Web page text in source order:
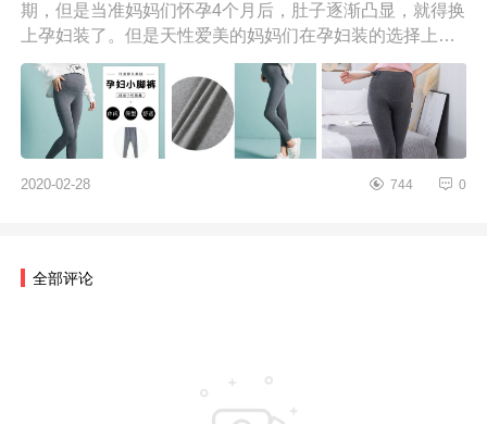
期，但是当准妈妈们怀孕4个月后，肚子逐渐凸显，就得换
上孕妇装了。但是天性爱美的妈妈们在孕妇装的选择上可
是有很多需要注意的。...
2020-02-28 744 0
全部评论